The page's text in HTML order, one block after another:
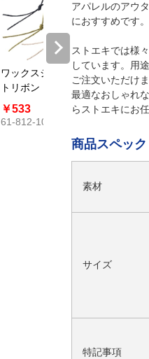
ワックスジュー
トリボン 1mm幅
￥533
61-812-10
アパレルのアウ
におすすめです。
ストエキでは様
しています。用
ご注文いただけ
最適なおしゃれ
らストエキにお
商品スペック
素材
サイズ
特記事項